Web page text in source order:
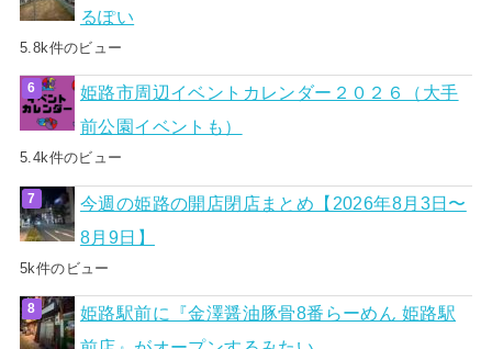
るぽい
5.8k件のビュー
姫路市周辺イベントカレンダー２０２６（大手
前公園イベントも）
5.4k件のビュー
今週の姫路の開店閉店まとめ【2026年8月3日〜
8月9日】
5k件のビュー
姫路駅前に『金澤醤油豚骨8番らーめん 姫路駅